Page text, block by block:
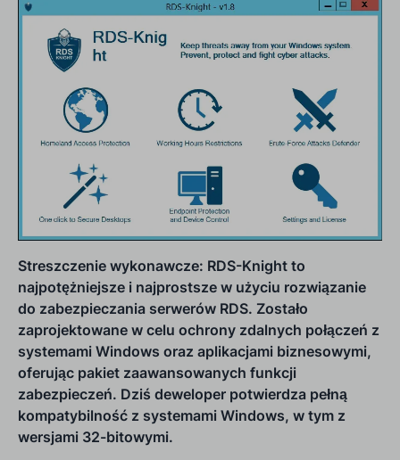
Streszczenie wykonawcze: RDS-Knight to
najpotężniejsze i najprostsze w użyciu rozwiązanie
do zabezpieczania serwerów RDS. Zostało
zaprojektowane w celu ochrony zdalnych połączeń z
systemami Windows oraz aplikacjami biznesowymi,
oferując pakiet zaawansowanych funkcji
zabezpieczeń. Dziś deweloper potwierdza pełną
kompatybilność z systemami Windows, w tym z
wersjami 32-bitowymi.